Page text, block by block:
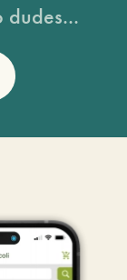
dudes...